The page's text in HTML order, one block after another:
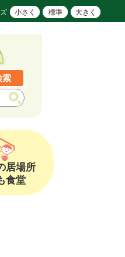
小さく 標準 大きく
索
居場所
食堂